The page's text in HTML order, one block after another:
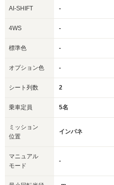
AI-SHIFT -
4WS -
標準色 -
オプション色 -
シート列数 2
乗車定員 5名
ミッション
位置
インパネ
マニュアル
モード
-